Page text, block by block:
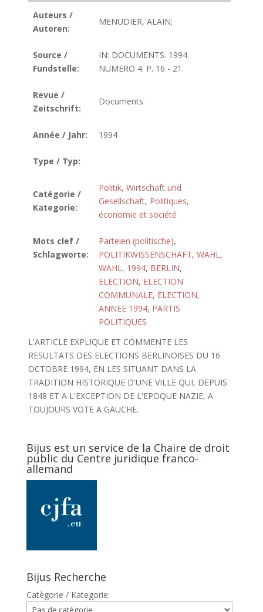
Auteurs /
Autoren:
MENUDIER, ALAIN;
Source /
Fundstelle:
IN: DOCUMENTS. 1994.
NUMERO 4. P. 16 - 21.
Revue /
Zeitschrift:
Documents
Année / Jahr: 1994
Type / Typ:
Catégorie /
Kategorie:
Politik, Wirtschaft und
Gesellschaft, Politiques,
économie et société
Mots clef /
Schlagworte:
Parteien (politische),
POLITIKWISSENSCHAFT, WAHL,
WAHL, 1994, BERLIN,
ELECTION, ELECTION
COMMUNALE, ELECTION,
ANNEE 1994, PARTIS
POLITIQUES
L'ARTICLE EXPLIQUE ET COMMENTE LES
RESULTATS DES ELECTIONS BERLINOISES DU 16
OCTOBRE 1994, EN LES SITUANT DANS LA
TRADITION HISTORIQUE D'UNE VILLE QUI, DEPUIS
1848 ET A L'EXCEPTION DE L'EPOQUE NAZIE, A
TOUJOURS VOTE A GAUCHE.
Bijus est un service de la Chaire de droit
public du Centre juridique franco-
allemand
Bijus Recherche
Catègorie / Kategorie: